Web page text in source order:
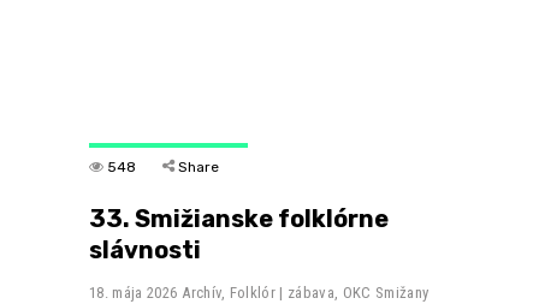
548 Share
33. Smižianske folklórne
slávnosti
18. mája 2026 Archív, Folklór | zábava, OKC Smižany